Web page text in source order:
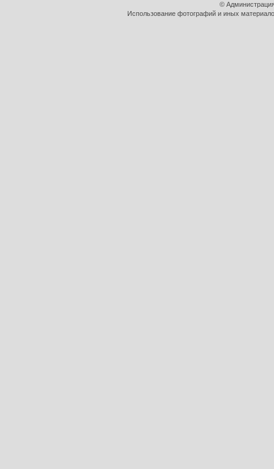
©
Использование фотографий и иных